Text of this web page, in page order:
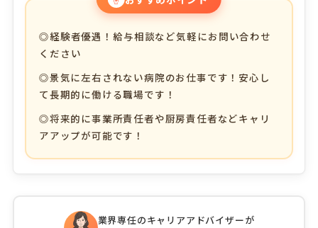
◎経験者優遇！給与相談など気軽にお問い合わせ
ください
◎景気に左右されない病院のお仕事です！安心し
て長期的に働ける職場です！
◎将来的に事業所責任者や厨房責任者などキャリ
アアップが可能です！
業界専任のキャリアアドバイザーが